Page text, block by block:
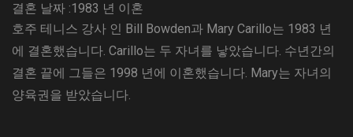
결혼 날짜 :1983 년 이혼
호주 테니스 강사 인 Bill Bowden과 Mary Carillo는 1983 년
에 결혼했습니다. Carillo는 두 자녀를 낳았습니다. 수년간의
결혼 끝에 그들은 1998 년에 이혼했습니다. Mary는 자녀의
양육권을 받았습니다.